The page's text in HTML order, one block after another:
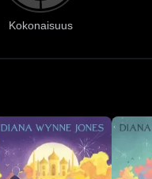
Kokonaisuus